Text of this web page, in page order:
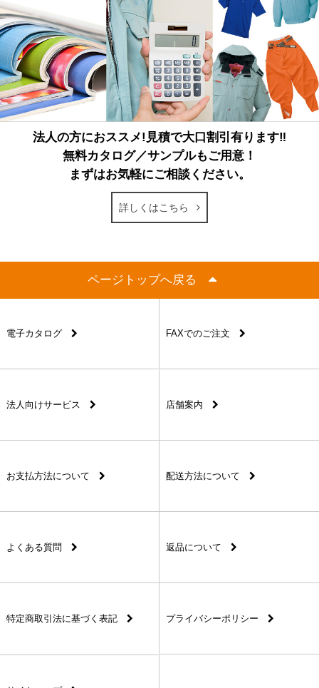
法人の方におススメ!見積で大口割引有ります‼
無料カタログ／サンプルもご用意！
まずはお気軽にご相談ください。
詳しくはこちら
ページトップへ戻る
電子カタログ FAXでのご注文
法人向けサービス 店舗案内
お支払方法について 配送方法について
よくある質問 返品について
特定商取引法に基づく表記 プライバシーポリシー